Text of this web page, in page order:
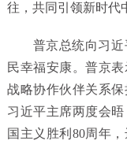
往，共同引领新时代
普京总统向习近
民幸福安康。普京
战略协作伙伴关系
习近平主席两度会
国主义胜利80周年